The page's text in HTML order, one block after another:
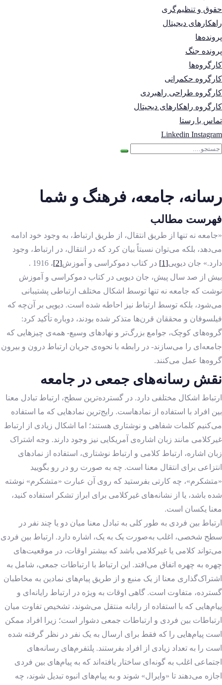
حقوق و تنظیم‌گری
راهکارهای دیجیتال
پرونده‌ها
پرونده جنگ
کارگروه‌ها
کارگروه حکمرانی
کارگروه طراحی راهبردی
کارگروه راهکارهای دیجیتال
تماس با رستا
Linkedin Instagram
رسانه، جامعه، فرهنگ و شما
فهرست مطالب
«جامعه نه تنها از طریق انتقال، از طریق ارتباط، به وجود خود ادامه
می‌دهد، بلکه می‌توان نسبتاً بیان کرد که در انتقال، در ارتباط، وجود
دارد.» جان دیویی[1] در کتاب دموکراسی و آموزش[2]
، 1916 .
بیش از صد سال پیش، جان دیویی در کتاب دموکراسی و آموزش
نوشت که جامعه نه تنها توسط اشکال مختلف ارتباطی پشتیبانی
می‌شود، بلکه توسط ارتباط نیز احاطه شده است. دیویی بر آن‌چه که
فیلسوفان و محققان قرن‌ها متذکر شده بودند، دوباره تأکید کرد:
گروه‌های کوچک، جوامع بزرگ‌تر و نهادهای وسیع- همه‌ی چیزهایی که
جامعه‌ای را می‌سازند- در رابطه با نحوه‌ی جریان ارتباط درون و بیرون
گروه‌ها عمل می‌کنند.
نقش رسانه‌های جمعی در جامعه
ارتباط اشکال مختلفی دارد. در گسترده‌ترین سطح، ارتباط تبادل معنا
بین افراد با استفاده از نمادهاست. رایج‌ترین نمادهایی که ما استفاده
می‌کنیم کلمات شفاهی و نوشتاری هستند؛ اما اشکال زیادی از ارتباط
غیرکلامی مانند زبان اشاره‌ی آمریکایی نیز وجود دارند. وجه اشتراک
زبان اشاره، ارتباط کلامی و ارتباط نوشتاری، استفاده از نمادهای
انتزاعی برای انتقال معنا است. چه به صورت رو در رو بگویید
«متشکرم»، چه کارتی بفرستید که روی آن عبارت «متشکرم» نوشته
شده باشد، یا از نشانه‌های غیرکلامی برای ابراز تشکر استفاده کنید،
معنا یکسان است.
ارتباط بین فردی به طور کلی به تبادل معنا میان دو یا چند نفر در
سطح شخصی، اغلب به‌صورت یک به یک، اشاره دارد. ارتباط بین فردی
می‌تواند کلامی یا غیرکلامی باشد که بیشتر اوقات، در موقعیت‌های
چهره به چهره اتفاق می‌افتد. این ارتباط با ارتباطات جمعی، شامل به
اشتراک‌گذاری معنا از یک منبع و از طریق پیام‌های نمادین به مخاطبان
گسترده، متفاوت است. گاهی اوقات به ویژه در ارتباط رایانه‌ای و
پیام‌هایی که با استفاده از رایانه منتقل می‌شوند، تشخیص تفاوت میان
ارتباطات بین فردی و ارتباطات جمعی دشوار است؛ زیرا افراد ممکن
است پیام‌هایی را که فقط برای ارسال به یک نفر در نظر گرفته شده
است را به تعداد زیادی از افراد بفرستند. پلتفرم‌های رسانه‌های
اجتماعی اغلب به گونه‌ای ساختار یافته‌اند که به پیام‌های بین فردی
اجازه می‌دهند تا «وایرال» شوند و به پیام‌های انبوه تبدیل شوند، چه